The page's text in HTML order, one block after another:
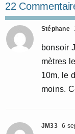
22
Stéphane
bonsoir
mètres
10m, le
moins.
JM33 6